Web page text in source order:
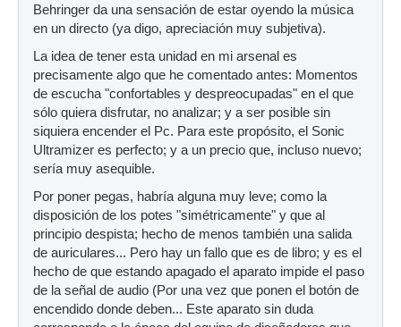
Behringer da una sensación de estar oyendo la música
en un directo (ya digo, apreciación muy subjetiva).
La idea de tener esta unidad en mi arsenal es
precisamente algo que he comentado antes: Momentos
de escucha "confortables y despreocupadas" en el que
sólo quiera disfrutar, no analizar; y a ser posible sin
siquiera encender el Pc. Para este propósito, el Sonic
Ultramizer es perfecto; y a un precio que, incluso nuevo;
sería muy asequible.
Por poner pegas, habría alguna muy leve; como la
disposición de los potes "simétricamente" y que al
principio despista; hecho de menos también una salida
de auriculares... Pero hay un fallo que es de libro; y es el
hecho de que estando apagado el aparato impide el paso
de la señal de audio (Por una vez que ponen el botón de
encendido donde deben... Este aparato sin duda